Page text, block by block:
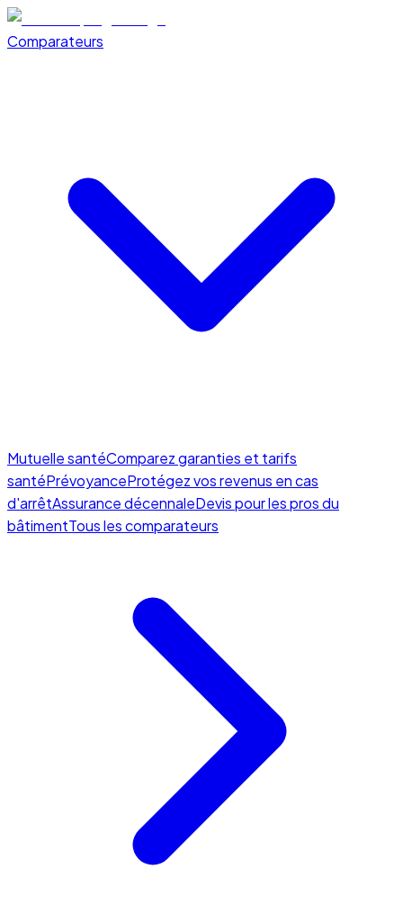
Comparateurs
Mutuelle santéComparez garanties et tarifs
santéPrévoyanceProtégez vos revenus en cas
d'arrêtAssurance décennaleDevis pour les pros du
bâtimentTous les comparateurs